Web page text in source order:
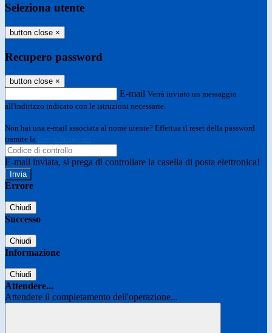
Seleziona utente
button close ×
Recupero password
button close ×
E-mail Verrà inviato un messaggio
all'indirizzo indicato con le istruzioni necessarie.
Non hai una e-mail associata al nome utente? Effettua il reset della password
tramite la
E-mail inviata, si prega di controllare la casella di posta elettronica!
Errore
Chiudi
Successo
Chiudi
Informazione
Chiudi
Attendere...
Attendere il completamento dell'operazione...